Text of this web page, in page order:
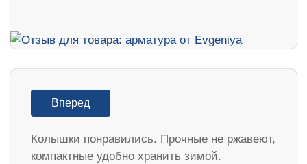
Вперед
Колышки понравились. Прочные не ржавеют,
компактные удобно хранить зимой.